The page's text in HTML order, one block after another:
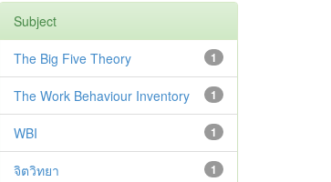
Subject
1
The Big Five Theory
1
The Work Behaviour Inventory
1
WBI
1
จิตวิทยา